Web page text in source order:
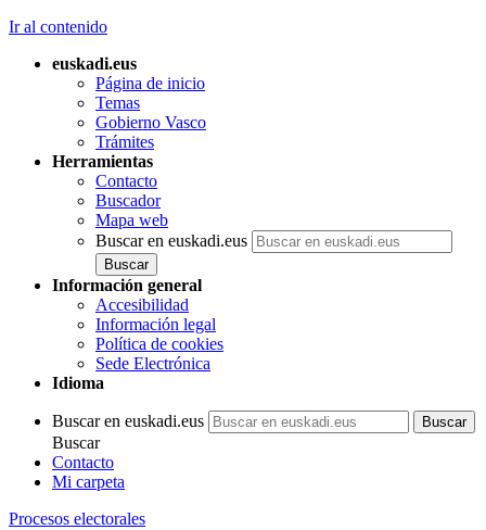
Ir al contenido
euskadi.eus
Página de inicio
Temas
Gobierno Vasco
Trámites
Herramientas
Contacto
Buscador
Mapa web
Buscar en euskadi.eus
Información general
Accesibilidad
Información legal
Política de cookies
Sede Electrónica
Idioma
Buscar en euskadi.eus
Buscar
Contacto
Mi carpeta
Procesos electorales